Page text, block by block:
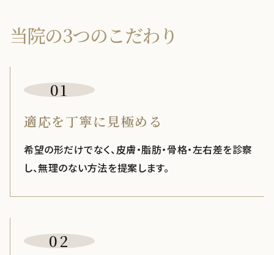
当院の3つのこだわり
01
適応を丁寧に見極める
希望の形だけでなく、皮膚・脂肪・骨格・左右差を診察
し、無理のない方法を提案します。
02